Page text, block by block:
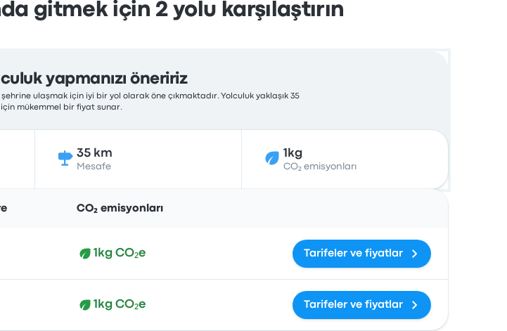
gitmek için 2 yolu karşılaştırın
yapmanızı öneririz
ulaşmak için iyi bir yol olarak öne çıkmaktadır. Yolculuk yaklaşık 35
mükemmel bir fiyat sunar.
35 km
Mesafe
1kg
CO₂ emisyonları
CO₂ emisyonları
1kg CO₂e Tarifeler ve fiyatlar
1kg CO₂e Tarifeler ve fiyatlar